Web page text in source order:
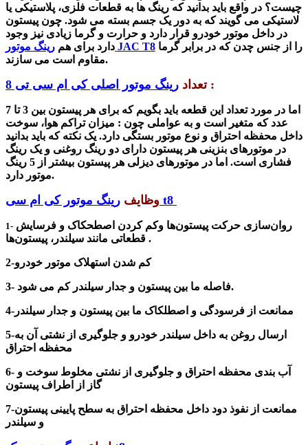
چیست؟ در واقع باید بدانید که رینگ ها به قطعات فلزی، پلاستیکی یا
لاستیکی می گویند که به دور یک جسم بسته می شود. چون پیستون
در داخل موتور خودرو قرار دارد و حرارت و گرما زیادی نیز وجود
دارد برای هم رینگ موتور JAC T8
مقاوم است می سازند.
تعداد رینگ موتور اصلی کی ام سی تی 8 :
اما در مورد تعداد این قطعه باید بگویم که برای
هر پیستون بین 3 تا 7
عدد که متغیر است و به عواملی چون : میزان تراکم هوا، سوخت
داخل محفظه احتراق و نوع موتور بستگی دارد. یک نکته که باید بدانید
در موتورهای بنزینی هر پیستون دارای دو رینگ روغنی و یک رینگ
فشاری است. اما در موتورهای دیزلی هر پیستون بیشتر از 5 رینگ
موتور دارد.
وظایف رینگ موتور کی ام سی t8
1- روان‌سازی حرکت پیستون‌ها وکم کردن اصطحکاک و فرسایش
قطعاتی مانند سیلندر، پیستون‌ها .
2-کم شدن استهلاک موتور خودرو
3- فاصله ما بین پیستون و جدار سیلندر کم می شود.
4-ممانعت از فرسودگی و اصطلکاک ما بین پیستون و جدار سیلندر
5-ارسال روغن به داخل سیلندر خودرو و جلوگیری از نشتی آن به
محفظه احتراق
6- آب بندی محفظه احتراق و جلوگیری از نشتی مخلوط سوخت و
گاز از اطراف پیستون
7-ممانعت از نفوذ دود داخل محفظه احتراق به سطح پایینی پیستون
و سیلندر